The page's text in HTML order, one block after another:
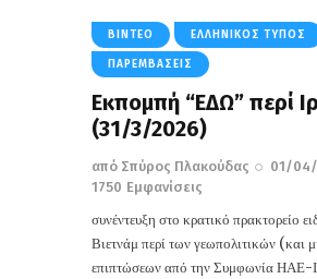
ΒΊΝΤΕΟ ΕΛΛΗΝΙΚΌΣ ΤΎΠΟΣ
ΠΑΡΕΜΒΆΣΕΙΣ
Εκπομπή “EΔΩ” περί
(31/3/2026)
από Σπύρος Πλακούδας
01/04/
1750 Εμφανίσεις
συνέντευξη στο κρατικό πρακτορείο
Βιετνάμ περί των γεωπολιτικών (και
επιπτώσεων από την Συμφωνία ΗΑΕ-